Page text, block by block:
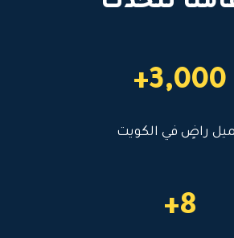
3,000+
راضٍ في الكويت
8+